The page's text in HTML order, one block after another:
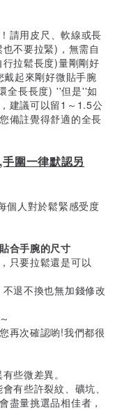
請用皮尺、軟線或長
不要拉緊)，無需自
拉鬆長度)量剛剛好
起來剛好微貼手腕
全長長度) ''但是''如
建議可以留1～1.5公
備註覺得舒適的全長
圍一律默認另
個人對於鬆緊感受度
合手腕的尺寸
只要拉鬆還是可以
退不換也無加錢修改
再次確認喲!我們都很
些微差異。
有些許裂紋、礦坑、
盡量挑選品相佳者，